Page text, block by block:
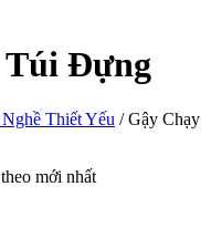
Túi Đựng
Thiết Yếu /Gậy Chạy
mới nhất